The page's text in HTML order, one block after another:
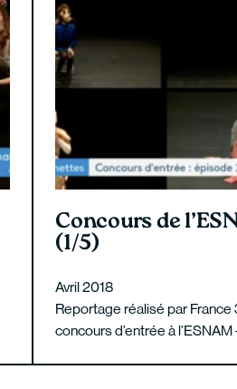
Concours de
(1/5)
Avril 2018
Reportage réalisé par France
concours d’entrée à